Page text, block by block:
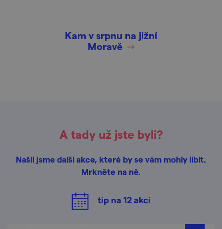
Kam v srpnu na jižní
Moravě
A tady už jste byli?
Našli jsme další akce, které by se vám mohly líbit.
Mrkněte na ně.
tip na 12akcí